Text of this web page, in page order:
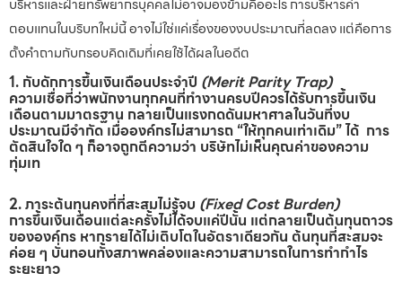
บริหารและฝ่ายทรัพยากรบุคคลไม่อาจมองข้ามคืออะไร การบริหารค่า
ตอบแทนในบริบทใหม่นี้ อาจไม่ใช่แค่เรื่องของงบประมาณที่ลดลง แต่คือการ
ตั้งคำถามกับกรอบคิดเดิมที่เคยใช้ได้ผลในอดีต
1. กับดักการขึ้นเงินเดือนประจำปี (Merit Parity Trap)
ความเชื่อที่ว่าพนักงานทุกคนที่ทำงานครบปีควรได้รับการขึ้นเงิน
เดือนตามมาตรฐาน กลายเป็นแรงกดดันมหาศาลในวันที่งบ
ประมาณมีจำกัด เมื่อองค์กรไม่สามารถ “ให้ทุกคนเท่าเดิม” ได้ การ
ตัดสินใจใด ๆ ก็อาจถูกตีความว่า บริษัทไม่เห็นคุณค่าของความ
ทุ่มเท
2. ภาระต้นทุนคงที่ที่สะสมไม่รู้จบ (Fixed Cost Burden)
การขึ้นเงินเดือนแต่ละครั้งไม่ได้จบแค่ปีนั้น แต่กลายเป็นต้นทุนถาวร
ขององค์กร หากรายได้ไม่เติบโตในอัตราเดียวกัน ต้นทุนที่สะสมจะ
ค่อย ๆ บั่นทอนทั้งสภาพคล่องและความสามารถในการทำกำไร
ระยะยาว